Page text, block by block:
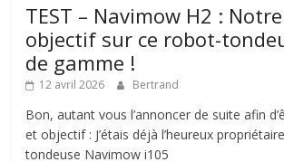
TEST – Navimow H2 :
objectif sur ce robot-
de gamme !
12 avril 2026 Bertrand
Bon, autant vous l’annoncer de suite afin
et objectif : J’étais déjà l’heureux
tondeuse Navimow i105